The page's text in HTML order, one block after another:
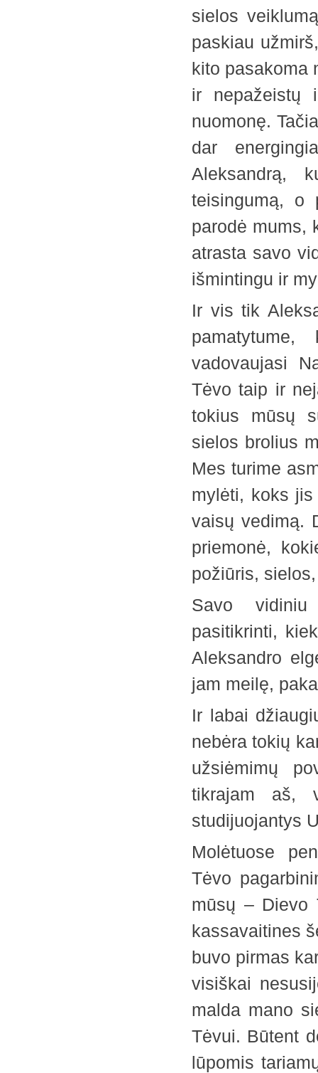
sielos
paskiau
kito pasakoma
ir nepažeistų
nuomonę.
dar
Aleksandrą,
teisingumą, o
parodė mums,
atrasta savo
išmintingu ir
Ir vis tik
vadovaujasi
Tėvo taip ir
tokius mūsų
sielos brolius
Mes turime
mylėti, koks
vaisų vedimą.
priemonė,
požiūris,
Savo vidiniu
pasitikrinti,
Aleksandro
jam meilę,
Ir labai
nebėra tokių
užsiėmimų
tikrajam aš,
studijuojantys
Molėtuose
Tėvo
mūsų – Dievo
kassavaitines
buvo pirmas
visiškai
malda mano
Tėvui. Būtent
lūpomis